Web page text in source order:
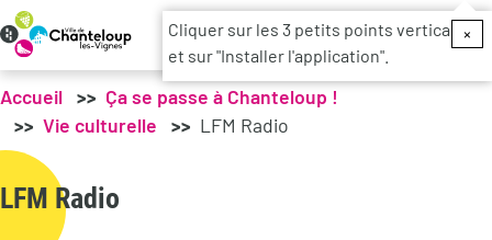
Menu
Accueil
Ça se passe à Chanteloup !
Vie culturelle
LFM Radio
LFM Radio
×
Cliquer sur les 3 petits points verticaux
et sur "Installer l'application".